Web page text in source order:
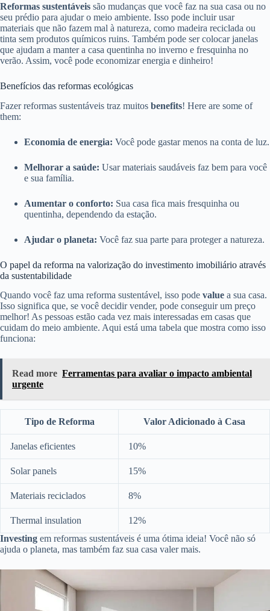
Reformas sustentáveis são mudanças que você faz na sua casa ou no
seu prédio para ajudar o meio ambiente. Isso pode incluir usar
materiais que não fazem mal à natureza, como madeira reciclada ou
tinta sem produtos químicos ruins. Também pode ser colocar janelas
que ajudam a manter a casa quentinha no inverno e fresquinha no
verão. Assim, você pode economizar energia e dinheiro!
Benefícios das reformas ecológicas
Fazer reformas sustentáveis traz muitos benefits! Here are some of
them:
Economia de energia: Você pode gastar menos na conta de luz.
Melhorar a saúde: Usar materiais saudáveis faz bem para você
e sua família.
Aumentar o conforto: Sua casa fica mais fresquinha ou
quentinha, dependendo da estação.
Ajudar o planeta: Você faz sua parte para proteger a natureza.
O papel da reforma na valorização do investimento imobiliário através
da sustentabilidade
Quando você faz uma reforma sustentável, isso pode value a sua casa.
Isso significa que, se você decidir vender, pode conseguir um preço
melhor! As pessoas estão cada vez mais interessadas em casas que
cuidam do meio ambiente. Aqui está uma tabela que mostra como isso
funciona:
Read more Ferramentas para avaliar o impacto ambiental
urgente
Tipo de Reforma Valor Adicionado à Casa
Janelas eficientes 10%
Solar panels 15%
Materiais reciclados 8%
Thermal insulation
12%
Investing em reformas sustentáveis é uma ótima ideia! Você não só
ajuda o planeta, mas também faz sua casa valer mais.